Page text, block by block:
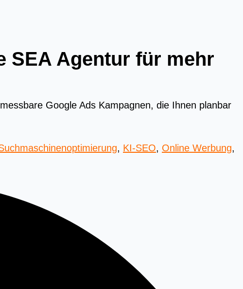
SEA Agentur für mehr
Google Ads Kampagnen, die Ihnen planbar
, KI-SEO, Online Werbung,